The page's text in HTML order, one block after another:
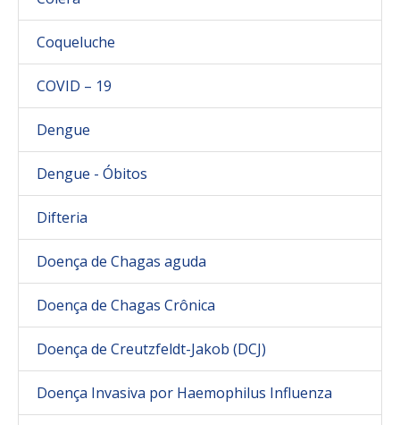
Coqueluche
COVID – 19
Dengue
Dengue - Óbitos
Difteria
Doença de Chagas aguda
Doença de Chagas Crônica
Doença de Creutzfeldt-Jakob (DCJ)
Doença Invasiva por Haemophilus Influenza